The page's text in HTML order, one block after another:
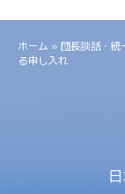
ホーム » 団長談話・統
る申し入れ